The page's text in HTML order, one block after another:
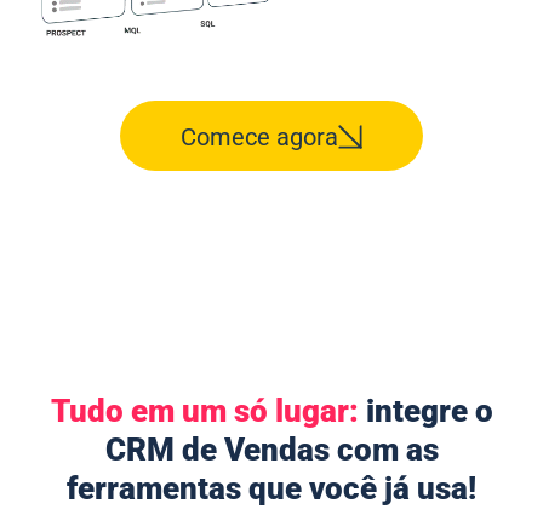
Comece agora
Tudo em um só lugar: integre o
CRM de Vendas com as
ferramentas que você já usa!